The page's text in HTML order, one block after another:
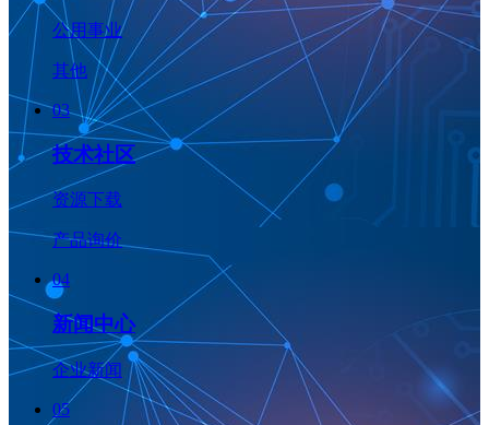
公用事业
其他
03
技术社区
资源下载
产品询价
04
新闻中心
企业新闻
05